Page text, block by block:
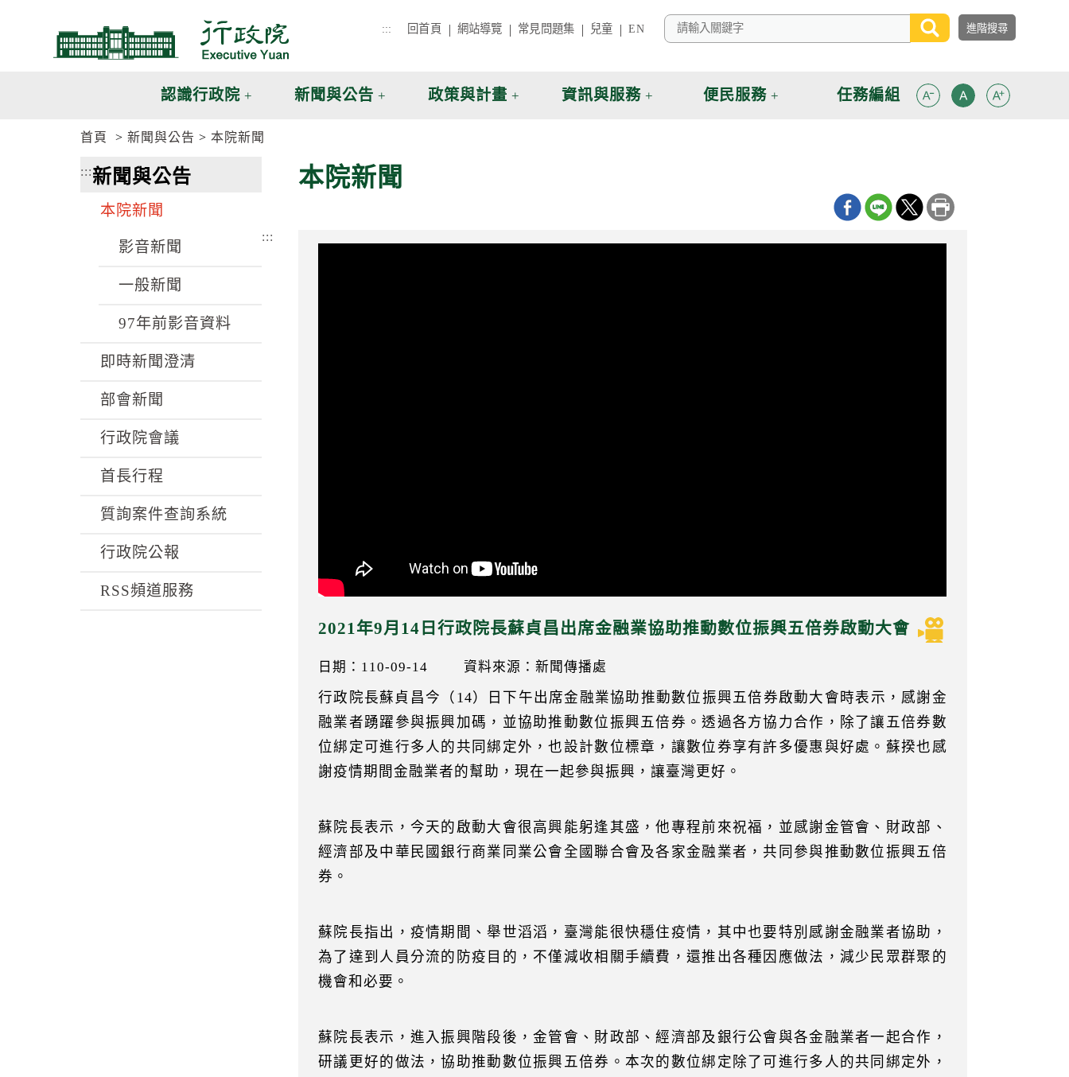
::: 回首頁 網站導覽 常見問題集 兒童 EN
認識行政院 新聞與公告 政策與計畫 資訊與服務 便民服務 任務編組
首頁 新聞與公告 本院新聞
:::新聞與公告
本院新聞
影音新聞
一般新聞
97年前影音資料
即時新聞澄清
部會新聞
行政院會議
首長行程
質詢案件查詢系統
行政院公報
RSS頻道服務
本院新聞
:::
2021年9月14日行政院長蘇貞昌出席金融業協助推動數位振興五倍券啟動大會
日期：110-09-14 資料來源：新聞傳播處
行政院長蘇貞昌今（14）日下午出席金融業協助推動數位振興五倍券啟動大會時表示，感謝金
融業者踴躍參與振興加碼，並協助推動數位振興五倍券。透過各方協力合作，除了讓五倍券數
位綁定可進行多人的共同綁定外，也設計數位標章，讓數位券享有許多優惠與好處。蘇揆也感
謝疫情期間金融業者的幫助，現在一起參與振興，讓臺灣更好。
蘇院長表示，今天的啟動大會很高興能躬逢其盛，他專程前來祝福，並感謝金管會、財政部、
經濟部及中華民國銀行商業同業公會全國聯合會及各家金融業者，共同參與推動數位振興五倍
券。
蘇院長指出，疫情期間、舉世滔滔，臺灣能很快穩住疫情，其中也要特別感謝金融業者協助，
為了達到人員分流的防疫目的，不僅減收相關手續費，還推出各種因應做法，減少民眾群聚的
機會和必要。
蘇院長表示，進入振興階段後，金管會、財政部、經濟部及銀行公會與各金融業者一起合作，
研議更好的做法，協助推動數位振興五倍券。本次的數位綁定除了可進行多人的共同綁定外，